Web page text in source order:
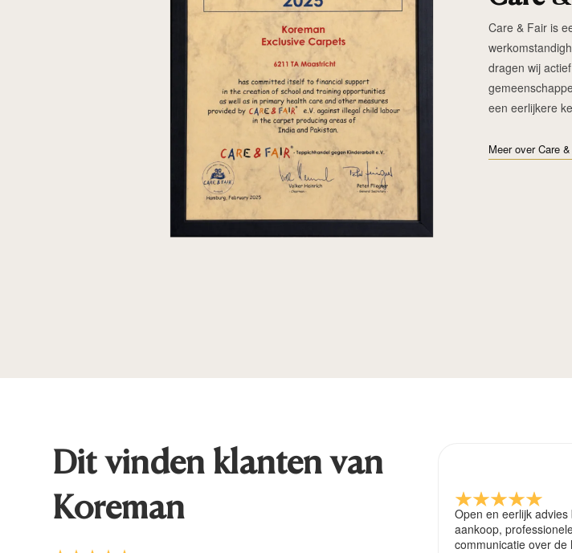
Care & Fair is
dragen wij
een eerlijkere
Meer over Care
Dit vinden klanten van
Koreman
Open en eerlijk advies
aankoop,
communicatie over de